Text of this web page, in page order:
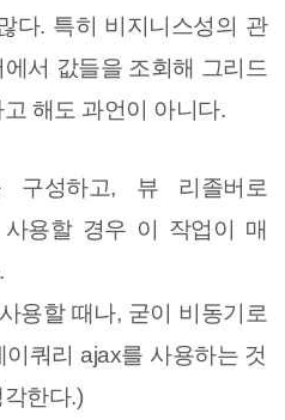
다. 특히 비지니스성의 관
서 값들을 조회해 그리드
해도 과언이 아니다.
구성하고, 뷰 리졸버로
용할 경우 이 작업이 매
용할 때나, 굳이 비동기로
쿼리 ajax를 사용하는 것
한다.)